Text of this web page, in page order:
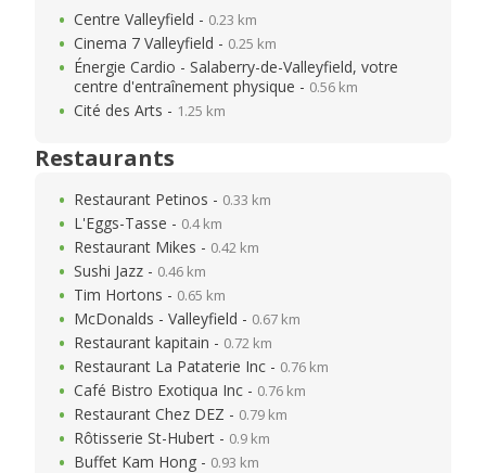
Centre Valleyfield - 0.23 km
Cinema 7 Valleyfield - 0.25 km
Énergie Cardio - Salaberry-de-Valleyfield, votre
centre d'entraînement physique -
0.56 km
Cité des Arts - 1.25 km
Restaurants
Restaurant Petinos - 0.33 km
L'Eggs-Tasse - 0.4 km
Restaurant Mikes - 0.42 km
Sushi Jazz - 0.46 km
Tim Hortons - 0.65 km
McDonalds - Valleyfield - 0.67 km
Restaurant kapitain - 0.72 km
Restaurant La Pataterie Inc - 0.76 km
Café Bistro Exotiqua Inc - 0.76 km
Restaurant Chez DEZ - 0.79 km
Rôtisserie St-Hubert - 0.9 km
Buffet Kam Hong - 0.93 km